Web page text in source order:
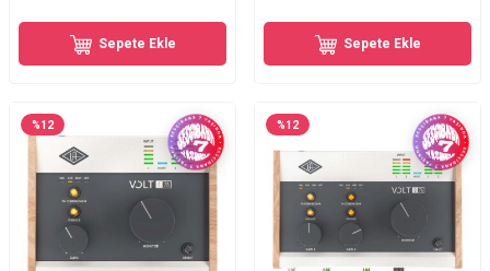
Sepete Ekle Sepete Ekle
%12 %12